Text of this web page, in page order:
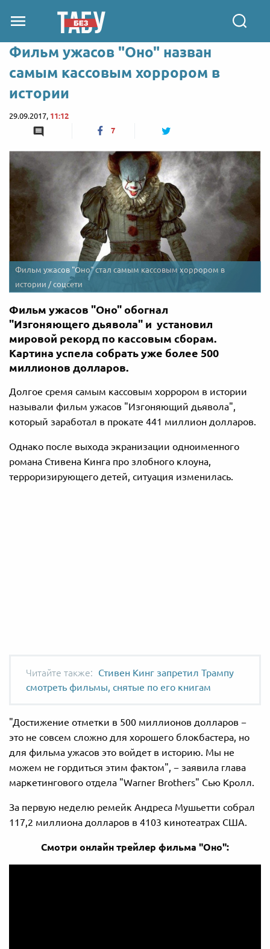
Фильм ужасов "Оно" назван
самым кассовым хоррором в
истории
29.09.2017, 11:12
7
Фильм ужасов "Оно" стал самым кассовым хоррором в
истории / соцсети
Фильм ужасов "Оно" обогнал
"Изгоняющего дьявола" и установил
мировой рекорд по кассовым сборам.
Картина успела собрать уже более 500
миллионов долларов.
Долгое сремя самым кассовым хоррором в истории
называли фильм ужасов "Изгоняющий дьявола",
который заработал в прокате 441 миллион долларов.
Однако после выхода экранизации одноименного
романа Стивена Кинга про злобного клоуна,
терроризирующего детей, ситуация изменилась.
Стивен Кинг запретил Трампу
смотреть фильмы, снятые по его книгам
"Достижение отметки в 500 миллионов долларов −
это не совсем сложно для хорошего блокбастера, но
для фильма ужасов это войдет в историю. Мы не
можем не гордиться этим фактом", − заявила глава
маркетингового отдела "Warner Brothers" Сью Кролл.
За первую неделю ремейк Андреса Мушьетти собрал
117,2 миллиона долларов в 4103 кинотеатрах США.
Смотри онлайн трейлер фильма "Оно":